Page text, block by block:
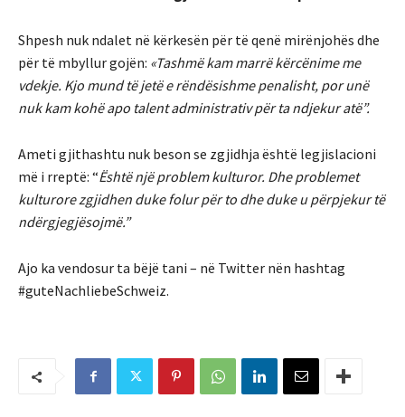
Shpesh nuk ndalet në kërkesën për të qenë mirënjohës dhe
për të mbyllur gojën: «Tashmë kam marrë kërcënime me
vdekje. Kjo mund të jetë e rëndësishme penalisht, por unë
nuk kam kohë apo talent administrativ për ta ndjekur atë”.
Ameti gjithashtu nuk beson se zgjidhja është legjislacioni
më i rreptë: “Është një problem kulturor. Dhe problemet
kulturore zgjidhen duke folur për to dhe duke u përpjekur të
ndërgjegjësojmë.”
Ajo ka vendosur ta bëjë tani – në Twitter nën hashtag
#guteNachliebeSchweiz.